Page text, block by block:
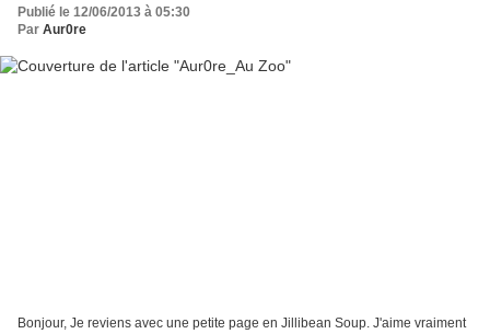
Publié le 12/06/2013 à 05:30
Par Aur0re
Bonjour, Je reviens avec une petite page en Jillibean Soup. J'aime vraiment